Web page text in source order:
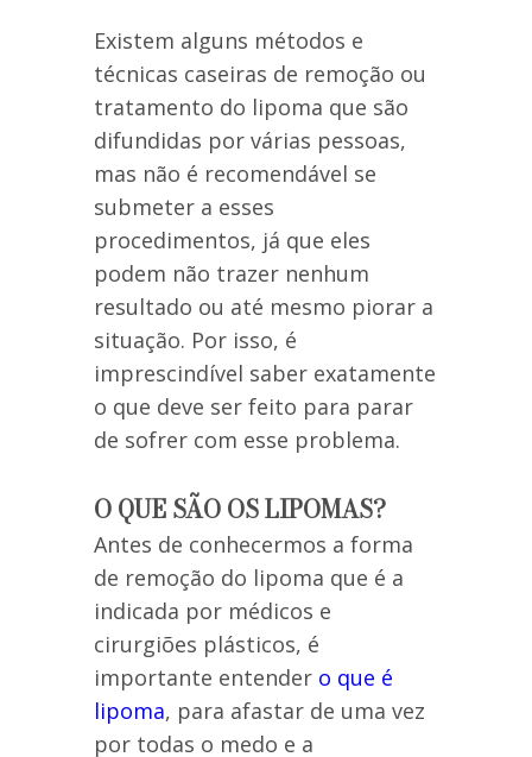
Existem alguns métodos e
técnicas caseiras de remoção ou
tratamento do lipoma que são
difundidas por várias pessoas,
mas não é recomendável se
submeter a esses
procedimentos, já que eles
podem não trazer nenhum
resultado ou até mesmo piorar a
situação. Por isso, é
imprescindível saber exatamente
o que deve ser feito para parar
de sofrer com esse problema.
O QUE SÃO OS LIPOMAS?
Antes de conhecermos a forma
de remoção do lipoma que é a
indicada por médicos e
cirurgiões plásticos, é
importante entender o que é
lipoma, para afastar de uma vez
por todas o medo e a